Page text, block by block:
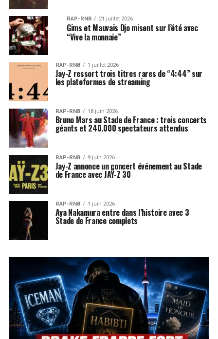
RAP-RNB 21 juillet 2026
Gims et Mauvais Djo misent sur l’été avec
“Vive la monnaie”
RAP-RNB 1 juillet 2026
Jay-Z ressort trois titres rares de “4:44” sur
les plateformes de streaming
RAP-RNB 18 juin 2026
Bruno Mars au Stade de France : trois concerts
géants et 240.000 spectateurs attendus
RAP-RNB 9 juin 2026
Jay-Z annonce un concert événement au Stade
de France avec JAŸ-Z 30
RAP-RNB 1 juin 2026
Aya Nakamura entre dans l’histoire avec 3
Stade de France complets